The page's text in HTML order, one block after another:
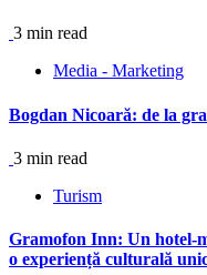
3 min read
Media - Marketing
Bogdan Nicoară: de la
3 min read
Turism
Gramofon Inn: Un hotel-
o experiență culturală